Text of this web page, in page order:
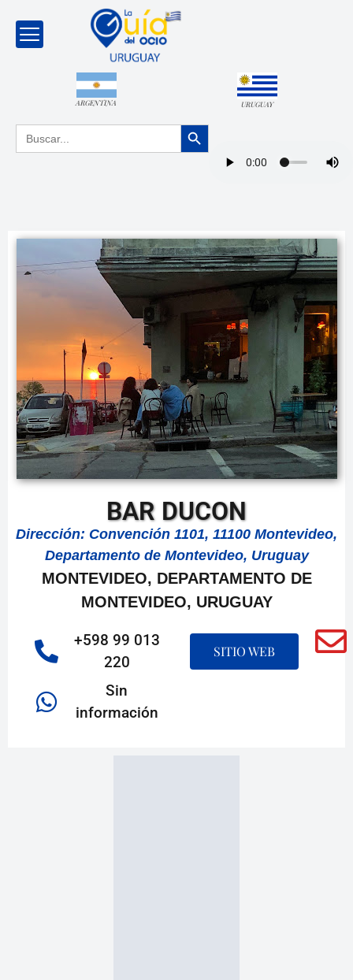
ARGENTINA URUGUAY
Buscar: Botón de búsqueda
BAR DUCON
Dirección: Convención 1101, 11100 Montevideo,
Departamento de Montevideo, Uruguay
MONTEVIDEO, DEPARTAMENTO DE
MONTEVIDEO, URUGUAY
+598 99 013
220
Sin
información
SITIO WEB